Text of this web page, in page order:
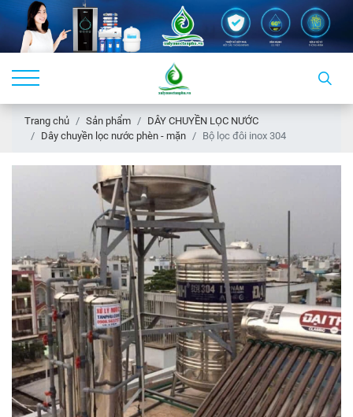
Trang chủ Sản phẩm
DÂY CHUYỀN LỌC NƯỚC
Dây chuyền lọc nước phèn - mặn
Bộ lọc đôi inox 304